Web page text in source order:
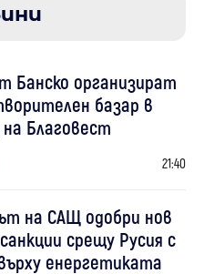
Банско организират
базар в
Благовест
21:40
на САЩ одобри нов
срещу Русия с
енергетиката